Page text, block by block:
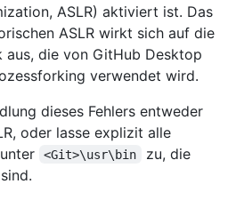
ASLR) aktiviert ist. Das
ASLR wirkt sich auf die
aus, die von GitHub Desktop
verwendet wird.
dieses Fehlers entweder
oder lasse explizit alle
<Git>\usr\bin
zu, die